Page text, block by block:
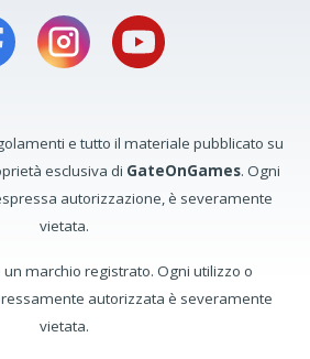
e tutto il materiale pubblicato su
esclusiva di GateOnGames. Ogni
autorizzazione, è severamente
vietata.
un marchio registrato. Ogni utilizzo o
autorizzata è severamente
vietata.